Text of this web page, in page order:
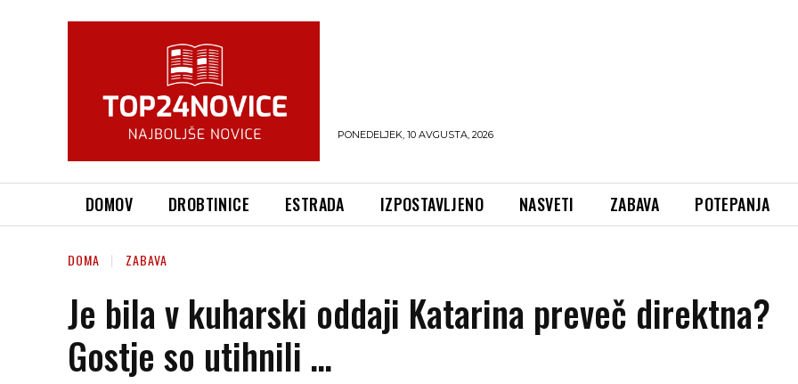
PONEDELJEK, 10 AVGUSTA, 2026
DOMOV DROBTINICE ESTRADA IZPOSTAVLJENO NASVETI ZABAVA POTEPANJA
DOMA ZABAVA
Je bila v kuharski oddaji Katarina preveč direktna?
Gostje so utihnili …